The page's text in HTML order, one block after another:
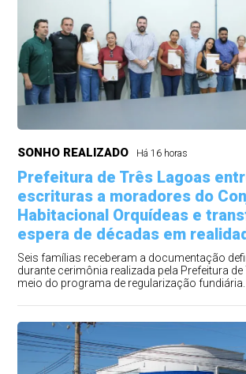
SONHO REALIZADO Há 16 horas
Prefeitura de Três Lagoas
escrituras a moradores do
Habitacional Orquídeas e
espera de décadas em
Seis famílias receberam a documentação
durante cerimônia realizada pela Prefeitura
meio do programa de regularização fundiária.